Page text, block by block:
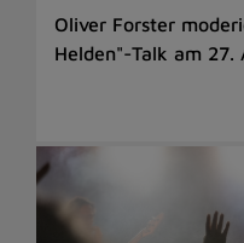
Oliver Forster
Helden"-Talk am 27.